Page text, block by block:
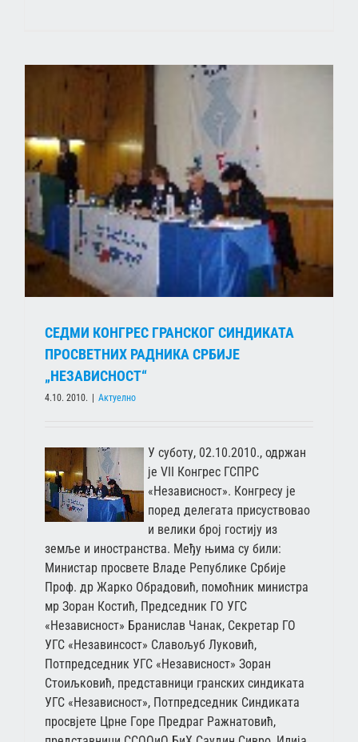
СЕДМИ КОНГРЕС ГРАНСКОГ СИНДИКАТА
ПРОСВЕТНИХ РАДНИКА СРБИЈЕ
„НЕЗАВИСНОСТ“
4.10. 2010. Актуелно
У суботу, 02.10.2010., одржан
је VII Конгрес ГСПРС
«Независност». Конгресу је
поред делегата присуствовао
и велики број гостију из
земље и иностранства. Међу њима су били:
Министар просвете Владе Републике Србије
Проф. др Жарко Обрадовић, помоћник министра
мр Зоран Костић, Председник ГО УГС
«Независност» Бранислав Чанак, Секретар ГО
УГС «Незавинсост» Славољуб Луковић,
Потпредседник УГС «Независност» Зоран
Стоиљковић, представници гранских синдиката
УГС «Независност», Потпредседник Синдиката
просвјете Црне Горе Предраг Ражнатовић,